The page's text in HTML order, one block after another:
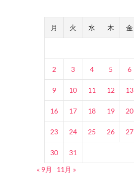
月 火 水 木 金
2 3 4 5 6
9 10 11 12 13
16 17 18 19 20
23 24 25 26 27
30
31
« 9月
11月 »